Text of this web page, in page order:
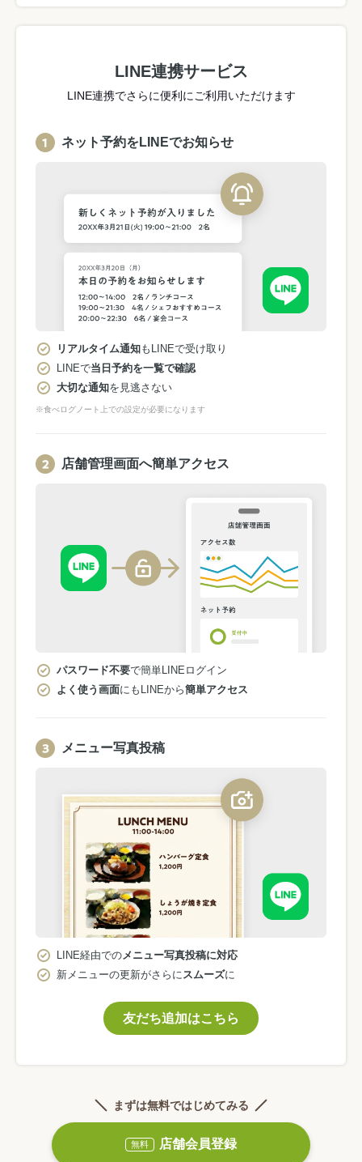
LINE連携サービス
LINE連携でさらに便利にご利用いただけます
ネット予約をLINEでお知らせ
リアルタイム通知もLINEで受け取り
LINEで当日予約を一覧で確認
大切な通知を見逃さない
※食べログノート上での設定が必要になります
店舗管理画面へ簡単アクセス
パスワード不要で簡単LINEログイン
よく使う画面にもLINEから簡単アクセス
メニュー写真投稿
LINE経由での メニュー写真投稿に対応
新メニューの更新がさらに スムーズに
友だち追加はこちら
まずは無料ではじめてみる
無料 店舗会員登録